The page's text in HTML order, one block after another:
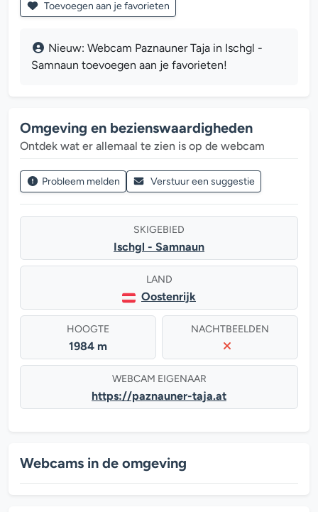
Toevoegen aan je favorieten
Nieuw: Webcam Paznauner Taja in Ischgl -
Samnaun toevoegen aan je favorieten!
Omgeving en bezienswaardigheden
Ontdek wat er allemaal te zien is op de webcam
Probleem melden Verstuur een suggestie
SKIGEBIED
Ischgl - Samnaun
LAND
Oostenrijk
HOOGTE
1984 m
NACHTBEELDEN
WEBCAM EIGENAAR
https://paznauner-taja.at
Webcams in de omgeving